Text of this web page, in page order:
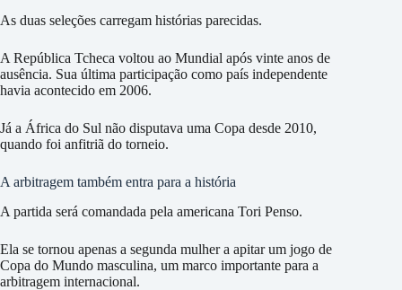
As duas seleções carregam histórias parecidas.
A República Tcheca voltou ao Mundial após vinte anos de
ausência. Sua última participação como país independente
havia acontecido em 2006.
Já a África do Sul não disputava uma Copa desde 2010,
quando foi anfitriã do torneio.
A arbitragem também entra para a história
A partida será comandada pela americana Tori Penso.
Ela se tornou apenas a segunda mulher a apitar um jogo de
Copa do Mundo masculina, um marco importante para a
arbitragem internacional.